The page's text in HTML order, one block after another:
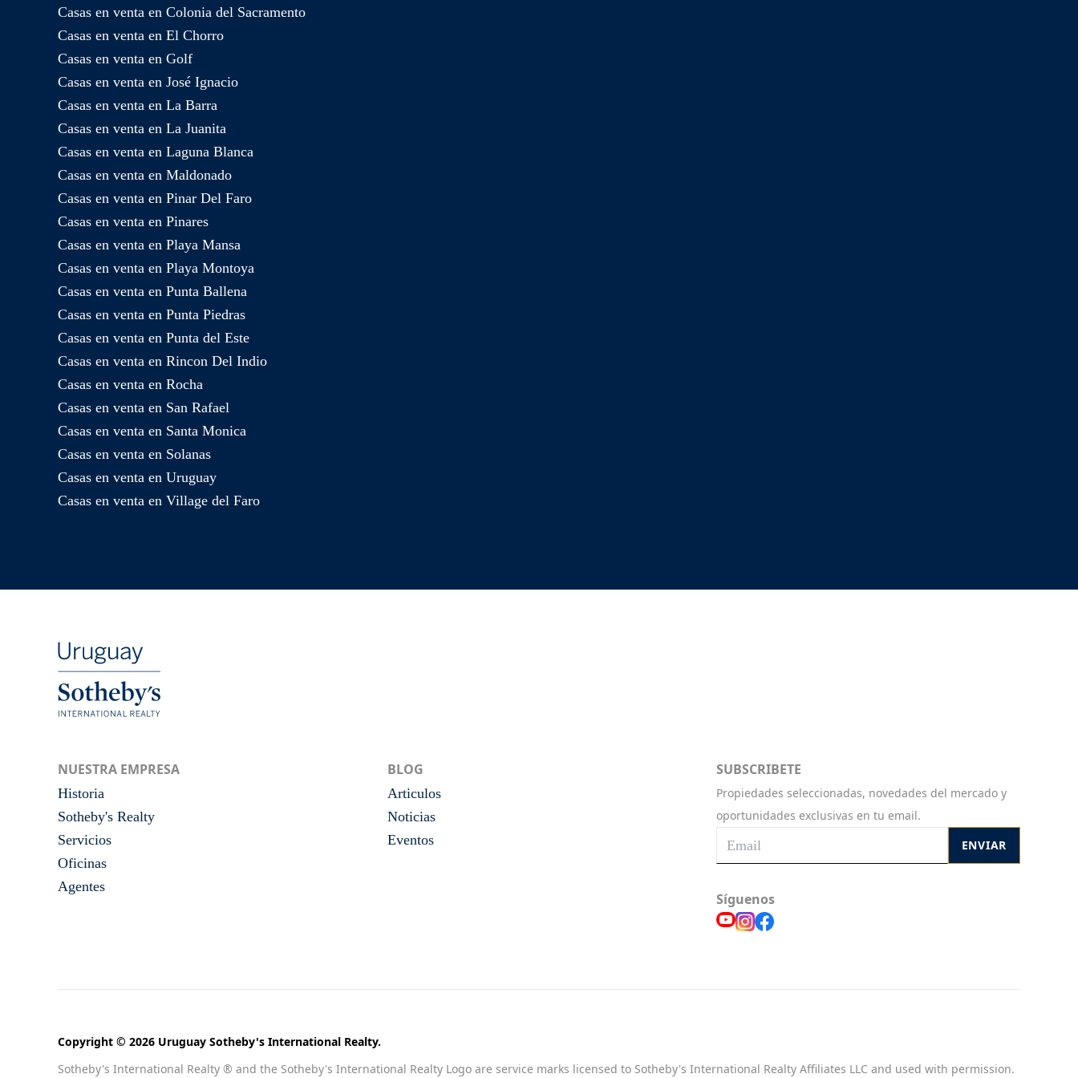
Casas en venta en Colonia del Sacramento
Casas en venta en El Chorro
Casas en venta en Golf
Casas en venta en José Ignacio
Casas en venta en La Barra
Casas en venta en La Juanita
Casas en venta en Laguna Blanca
Casas en venta en Maldonado
Casas en venta en Pinar Del Faro
Casas en venta en Pinares
Casas en venta en Playa Mansa
Casas en venta en Playa Montoya
Casas en venta en Punta Ballena
Casas en venta en Punta Piedras
Casas en venta en Punta del Este
Casas en venta en Rincon Del Indio
Casas en venta en Rocha
Casas en venta en San Rafael
Casas en venta en Santa Monica
Casas en venta en Solanas
Casas en venta en Uruguay
Casas en venta en Village del Faro
NUESTRA EMPRESA
Historia
Sotheby's Realty
Servicios
Oficinas
Agentes
BLOG
Articulos
Noticias
Eventos
SUBSCRIBETE
Propiedades seleccionadas, novedades del mercado y
oportunidades exclusivas en tu email.
ENVIAR
Síguenos
Copyright © 2026 Uruguay Sotheby's International Realty.
Sotheby's International Realty ® and the Sotheby's International Realty Logo are service marks licensed to Sotheby's International Realty Affiliates LLC and used with permission.